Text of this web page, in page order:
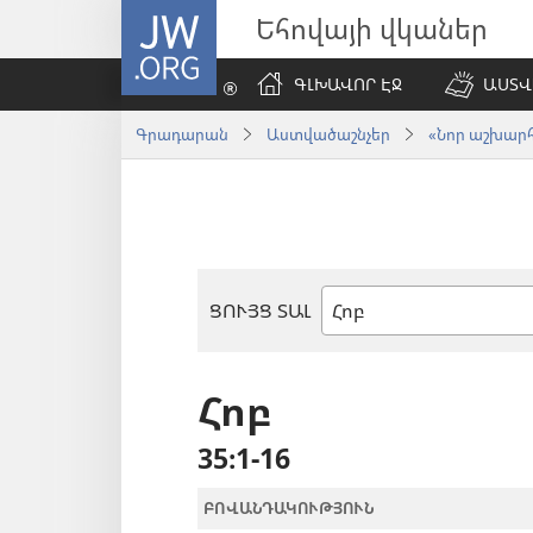
JW.ORG Եհովայի վկաներ
ԳԼԽԱՎՈՐ ԷՋ
Գրադարան Աստվածաշնչեր «Նոր
ՑՈՒՅՑ ՏԱԼ
Աստվածաշնչյան
Հոբ
35։1-16
ԲՈՎԱՆԴԱԿՈՒԹՅՈՒՆ